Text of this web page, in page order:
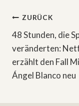
ZURÜCK
48 Stunden, die
veränderten:
erzählt den Fall
Ángel Blanco neu